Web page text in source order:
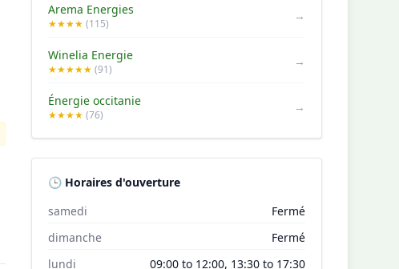
Arema Energies
★★★★(115)
→
Winelia Energie
★★★★★(91)
→
Énergie occitanie
★★★★(76)
→
🕒 Horaires d'ouverture
samedi
Fermé
dimanche
Fermé
lundi
09:00 to 12:00, 13:30 to 17:30